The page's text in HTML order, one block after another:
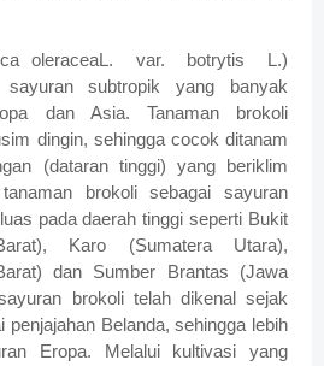
oleraceaL. var. botrytis L.)
sayuran subtropik yang banyak
dan Asia. Tanaman brokoli
dingin, sehingga cocok ditanam
(dataran tinggi) yang beriklim
brokoli sebagai sayuran
pada daerah tinggi seperti Bukit
Karo (Sumatera Utara),
dan Sumber Brantas (Jawa
brokoli telah dikenal sejak
penjajahan Belanda, sehingga lebih
Eropa. Melalui kultivasi yang